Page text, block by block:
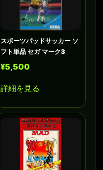
スポーツパッドサッカー ソ
フト単品 セガ マーク3
¥5,500
詳細を見る